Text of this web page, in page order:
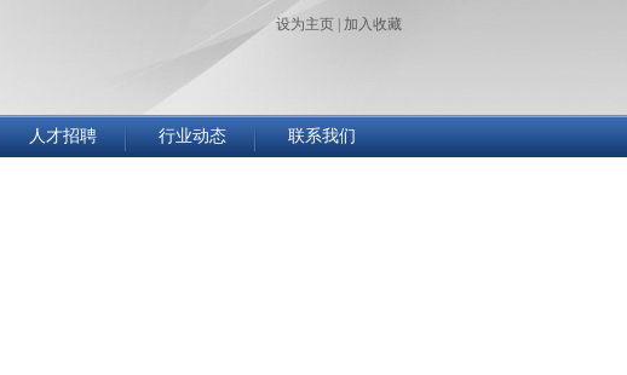
设为主页 加入收藏
人才招聘 行业动态 联系我们